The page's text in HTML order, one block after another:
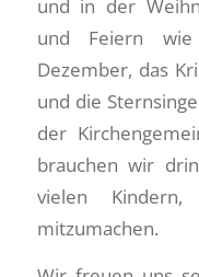
und in der
und Feiern
Dezember, das
und die
der
brauchen wir
vielen
mitzumachen.